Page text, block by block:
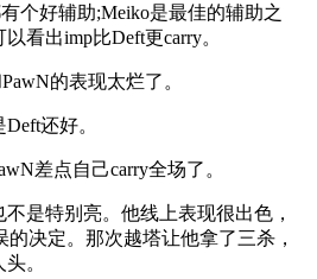
好辅助;Meiko是最佳的辅助之
看出imp比Deft更carry。
的表现太烂了。
还好。
差点自己carry全场了。
特别亮。他线上表现很出色，
决定。那次越塔让他拿了三杀，
。